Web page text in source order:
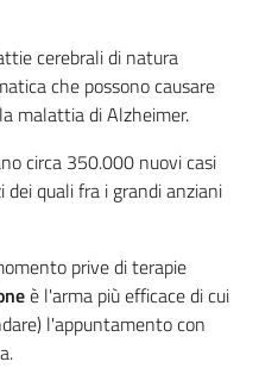
cerebrali di natura
che possono causare
malattia di Alzheimer.
circa 350.000 nuovi casi
quali fra i grandi anziani
prive di terapie
è l'arma più efficace di cui
l'appuntamento con